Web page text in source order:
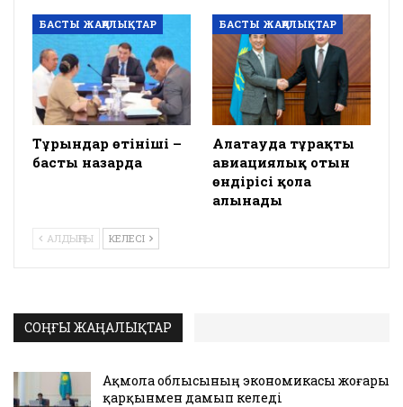
БАСТЫ ЖАҢАЛЫҚТАР
Тұрғындар өтініші –
басты назарда
БАСТЫ ЖАҢАЛЫҚТАР
Алатауда тұрақты
авиациялық отын
өндірісі қолға
алынады
АЛДЫҢҒЫ КЕЛЕСІ
СОҢҒЫ ЖАҢАЛЫҚТАР
Ақмола облысының экономикасы жоғары
қарқынмен дамып келеді